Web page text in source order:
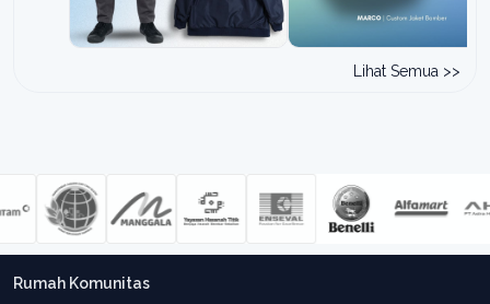
Lihat Semua >>
Rumah Komunitas